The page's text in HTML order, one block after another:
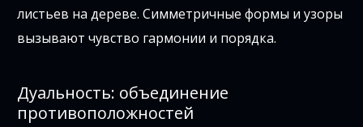
листьев на дереве. Симметричные формы и узоры
вызывают чувство гармонии и порядка.
Дуальность: объединение
противоположностей